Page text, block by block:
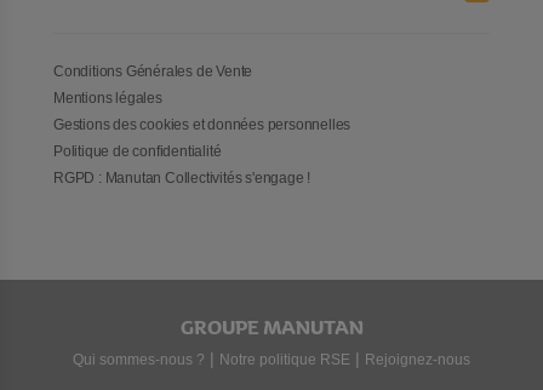
Conditions Générales de Vente
Mentions légales
Gestions des cookies et données personnelles
Politique de confidentialité
RGPD : Manutan Collectivités s'engage !
GROUPE MANUTAN
Qui sommes-nous ? | Notre politique RSE | Rejoignez-nous